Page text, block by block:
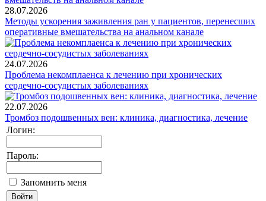
28.07.2026
Методы ускорения заживления ран у пациентов, перенесших
оперативные вмешательства на анальном канале
24.07.2026
Проблема некомплаенса к лечению при хронических
сердечно-сосудистых заболеваниях
22.07.2026
Тромбоз подошвенных вен: клиника, диагностика, лечение
Логин:
Пароль:
Запомнить меня